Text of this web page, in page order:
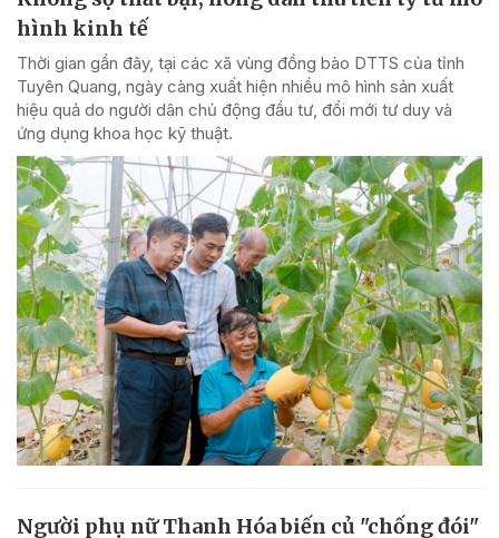
hình kinh tế
Thời gian gần đây, tại các xã vùng đồng bào DTTS của tỉnh
Tuyên Quang, ngày càng xuất hiện nhiều mô hình sản xuất
hiệu quả do người dân chủ động đầu tư, đổi mới tư duy và
ứng dụng khoa học kỹ thuật.
Người phụ nữ Thanh Hóa biến củ "chống đói"